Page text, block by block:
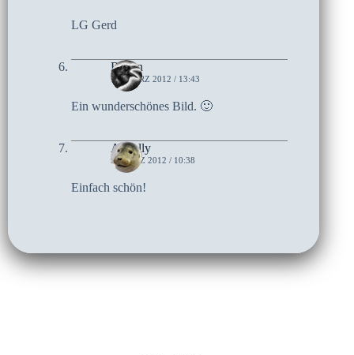
LG Gerd
Raven
12. MÄRZ 2012 / 13:43
Ein wunderschönes Bild. 🙂
Aqually
9. MÄRZ 2012 / 10:38
Einfach schön!